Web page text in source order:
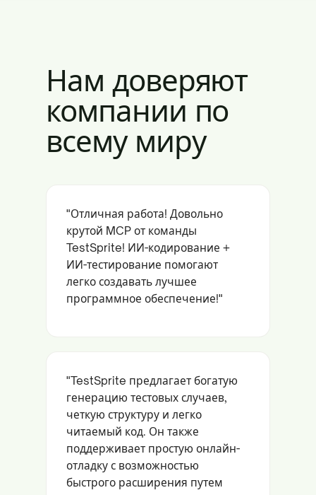
Нам доверяют
компании по
всему миру
"Отличная работа! Довольно
крутой MCP от команды
TestSprite! ИИ-кодирование +
ИИ-тестирование помогают
легко создавать лучшее
программное обеспечение!"
"TestSprite предлагает богатую
генерацию тестовых случаев,
четкую структуру и легко
читаемый код. Он также
поддерживает простую онлайн-
отладку с возможностью
быстрого расширения путем